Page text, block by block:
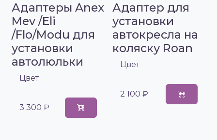
Адаптеры Anex
Mev /Eli
/Flo/Modu для
установки
автолюльки
Цвет
3 300 ₽
Адаптер для
установки
автокресла на
коляску Roan
Цвет
2 100 ₽